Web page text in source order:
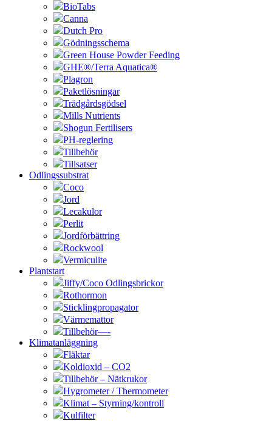
BioTabs
Canna
Dutch Pro
Gödningsschema
Green House Powder Feeding
GHE®/Terra Aquatica®
Plagron
Paketlösningar
Trädgårdsgödsel
Mills Nutrients
Shogun Fertilisers
PH-reglering
Tillbehör
Tillsatser
Odlingssubstrat
Coco
Jord
Lecakulor
Perlit
Jordförbättring
Rockwool
Vermiculite
Plantstart
Jiffy/Coco Odlingsbrickor
Rothormon
Sticklingpropagator
Värmemattor
Tillbehör—-
Klimatanläggning
Fläktar
Koldioxid – CO2
Tillbehör – Nätkrukor
Hygrometer / Thermometer
Klimat – Styrning/kontroll
Kulfilter